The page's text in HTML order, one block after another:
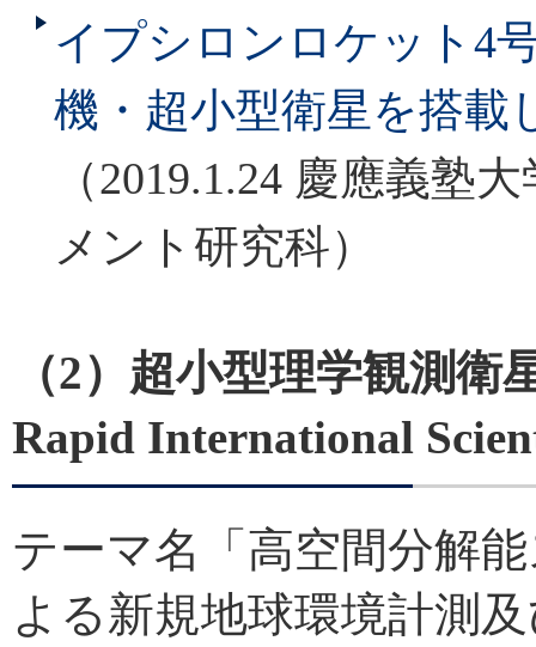
イプシロンロケット4
機・超小型衛星を搭載
（2019.1.24 慶應義塾
メント研究科）
（2）超小型理学観測
Rapid International
テーマ名「高空間分解
よる新規地球環境計測